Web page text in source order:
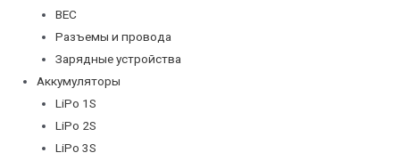
BEC
Разъемы и провода
Зарядные устройства
Аккумуляторы
LiPo 1S
LiPo 2S
LiPo 3S